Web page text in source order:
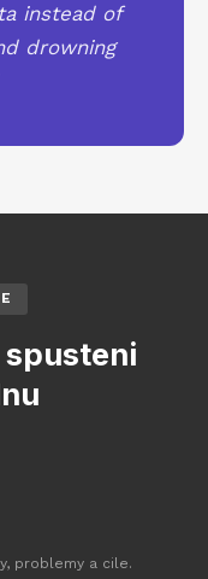
instead of
drowning
spusteni
problemy a cile.